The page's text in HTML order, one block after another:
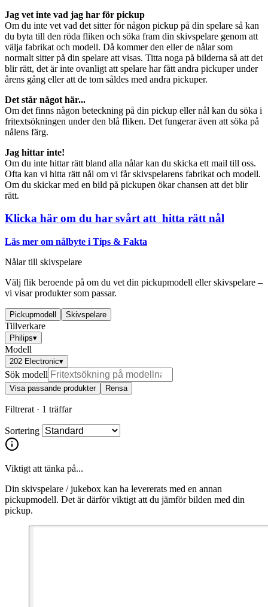
Jag vet inte vad jag har för pickup
Om du inte vet vad det sitter för någon pickup på din spelare så kan
du byta till den röda fliken och söka fram din skivspelare genom att
välja fabrikat och modell. Då kommer den eller de nålar som
normalt sitter på din spelare att visas. Titta noga på bilderna så att det
blir rätt, det är inte ovanligt att spelare har fått andra pickuper under
årens gång eller att de tom såldes med andra pickuper.
Det står något här...
Om det finns någon beteckning på din pickup eller nål kan du söka i
fritextsökningen under den blå fliken. Det fungerar även att söka på
nålens färg.
Jag hittar inte!
Om du inte hittar rätt bland alla nålar kan du skicka ett mail till oss.
Ofta kan vi hitta rätt nål om vi får skivspelarens fabrikat och modell.
Om du skickar med en bild på pickupen ökar chansen att det blir
rätt.
Klicka här om du har svårt att hitta rätt nål
Läs mer om nålbyte i Tips & Fakta
Nålar till skivspelare
Välj flik beroende på om du vet din pickupmodell eller skivspelare –
vi visar produkter som passar.
Pickupmodell Skivspelare
Tillverkare
Philips▾
Modell
202 Electronic▾
Sök modell
Visa passande produkter Rensa
Filtrerat · 1 träffar
Sortering
Viktigt att tänka på...
Din skivspelare / jukebox kan ha levererats med en annan
pickupmodell. Det är därför viktigt att du jämför bilden med din
pickup.